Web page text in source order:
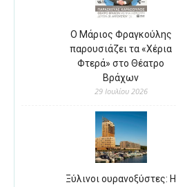
Ο Μάριος Φραγκούλης
παρουσιάζει τα «Χέρια
Φτερά» στο Θέατρο
Βράχων
29 Ιουλίου 2026
Ξύλινοι ουρανοξύστες: Η